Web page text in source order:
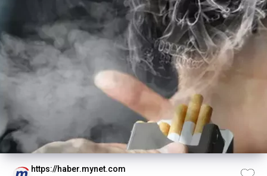
https://haber.mynet.com